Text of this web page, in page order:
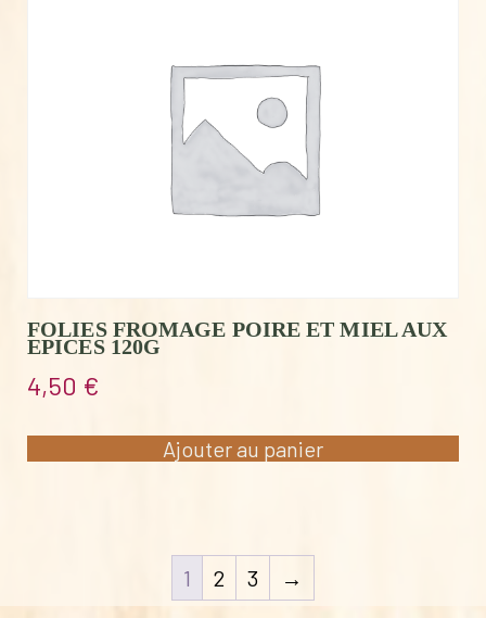
FOLIES FROMAGE POIRE ET MIEL AUX
EPICES 120G
4,50 €
Ajouter au panier
1 2 3 →